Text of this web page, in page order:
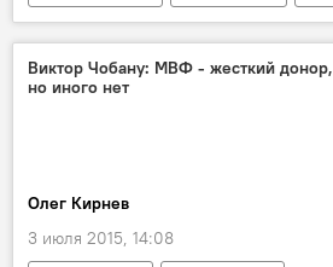
Республика Молдова
Виктор Чобану: МВФ - жесткий донор,
но иного нет
Олег Кирнев
3 июля 2015, 14:08